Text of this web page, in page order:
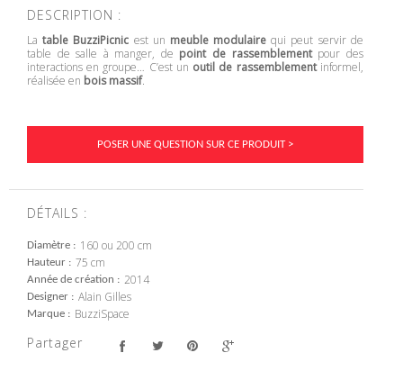
DESCRIPTION :
Latable BuzziPicnic est un meuble modulaire qui peut servir de
table de salle à manger, de point de rassemblementpour des
interactions en groupe… C’est un outil de rassemblementinformel,
réalisée en bois massif.
POSER UNE QUESTION SUR CE PRODUIT >
DÉTAILS :
Diamètre 160 ou 200 cm
Hauteur 75 cm
Année de création 2014
Designer Alain Gilles
Marque BuzziSpace
Partager